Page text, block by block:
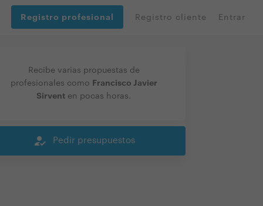
Registro profesional Registro cliente Entrar
Recibe varias propuestas de
profesionales como Francisco Javier
Sirvent en pocas horas.
how_to_reg Pedir presupuestos